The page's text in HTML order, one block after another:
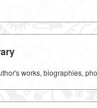
works, biographies,